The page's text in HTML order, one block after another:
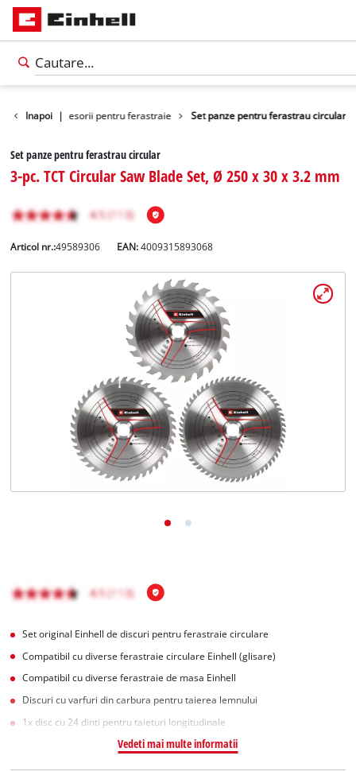
Română
English
Inapoi |
unelte Accesorii pentru ferastraie Set panze pentru ferastrau circular
Set panze pentru ferastrau circular
3-pc. TCT Circular Saw Blade Set, Ø 250 x 30 x 3.2 mm
Articol nr.:49589306 EAN:4009315893068
Set original Einhell de discuri pentru ferastraie circulare
Compatibil cu diverse ferastraie circulare Einhell (glisare)
Compatibil cu diverse ferastraie de masa Einhell
Discuri cu varfuri din carbura pentru taierea lemnului
1x disc cu 24 dinti pentru taieturi longitudinale
Vedeti mai multe informatii